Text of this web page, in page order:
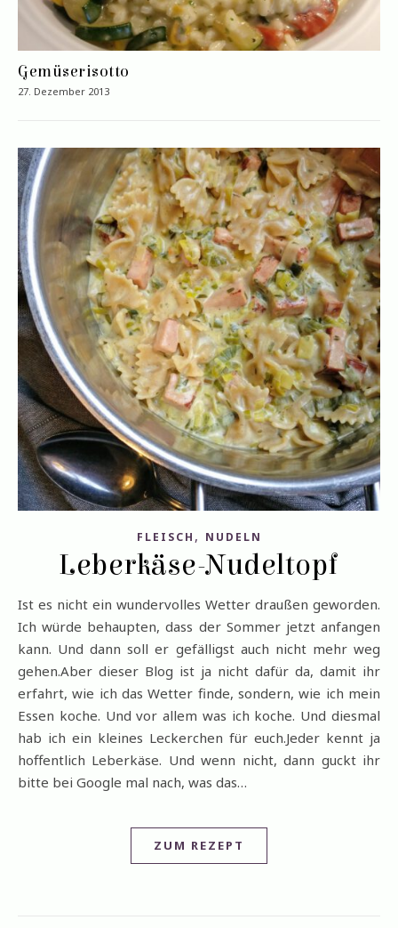
Gemüserisotto
27. Dezember 2013
FLEISCH , NUDELN
Leberkäse-Nudeltopf
Ist es nicht ein wundervolles Wetter draußen geworden.
Ich würde behaupten, dass der Sommer jetzt anfangen
kann. Und dann soll er gefälligst auch nicht mehr weg
gehen.Aber dieser Blog ist ja nicht dafür da, damit ihr
erfahrt, wie ich das Wetter finde, sondern, wie ich mein
Essen koche. Und vor allem was ich koche. Und diesmal
hab ich ein kleines Leckerchen für euch.Jeder kennt ja
hoffentlich Leberkäse. Und wenn nicht, dann guckt ihr
bitte bei Google mal nach, was das…
ZUM REZEPT